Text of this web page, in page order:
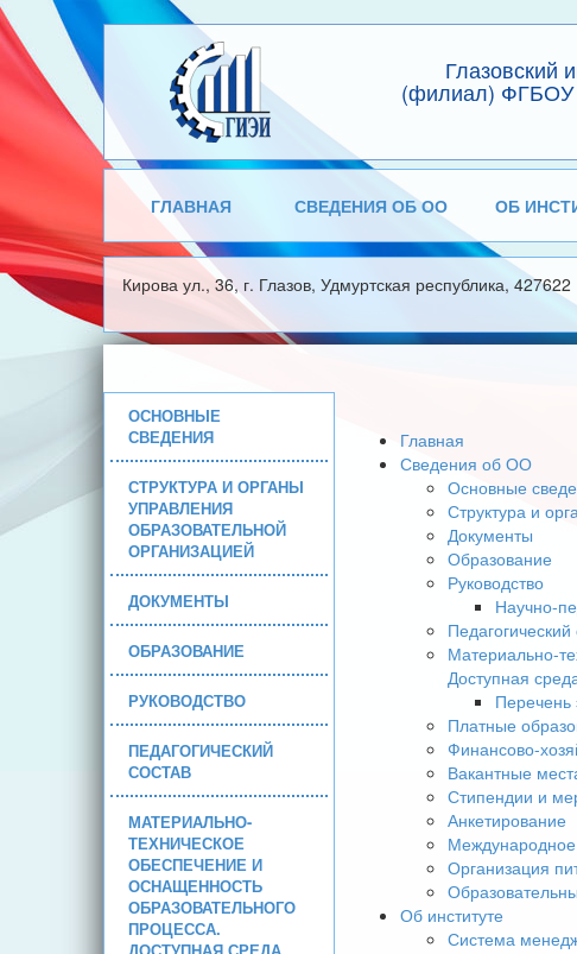
Глазовский
(филиал) ФГБОУ
ГЛАВНАЯ СВЕДЕНИЯ ОБ ОО ОБ
Кирова ул., 36, г. Глазов, Удмуртская республика, 427622
ОСНОВНЫЕ
СВЕДЕНИЯ
СТРУКТУРА И ОРГАНЫ
УПРАВЛЕНИЯ
ОБРАЗОВАТЕЛЬНОЙ
ОРГАНИЗАЦИЕЙ
ДОКУМЕНТЫ
ОБРАЗОВАНИЕ
РУКОВОДСТВО
ПЕДАГОГИЧЕСКИЙ
СОСТАВ
МАТЕРИАЛЬНО-
ТЕХНИЧЕСКОЕ
ОБЕСПЕЧЕНИЕ И
ОСНАЩЕННОСТЬ
ОБРАЗОВАТЕЛЬНОГО
ПРОЦЕССА.
Главная
Сведения об ОО
Основные
Структура и
Документы
Образование
Руководство
Научно-
Педагогический
Материально-
Доступная
Перечень
Платные
Финансово-
Вакантные
Стипендии и
Анкетирование
Международное
Организация
Об институте
Система